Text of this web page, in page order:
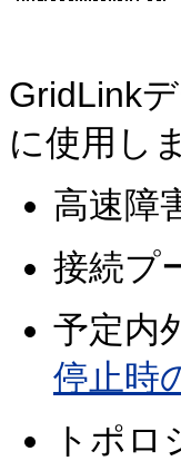
GridLink
に使用し
高速障
接続プ
予定内
停止時
トポ